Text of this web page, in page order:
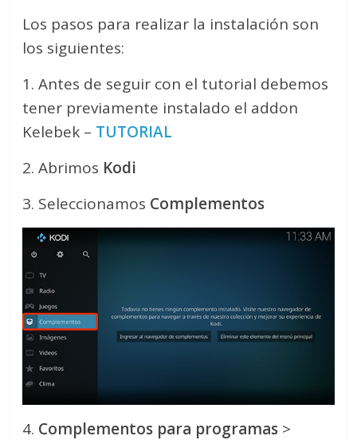
Los pasos para realizar la instalación son
los siguientes:
1. Antes de seguir con el tutorial debemos
tener previamente instalado el addon
Kelebek – TUTORIAL
2. Abrimos Kodi
3. Seleccionamos Complementos
4. Complementos para programas >